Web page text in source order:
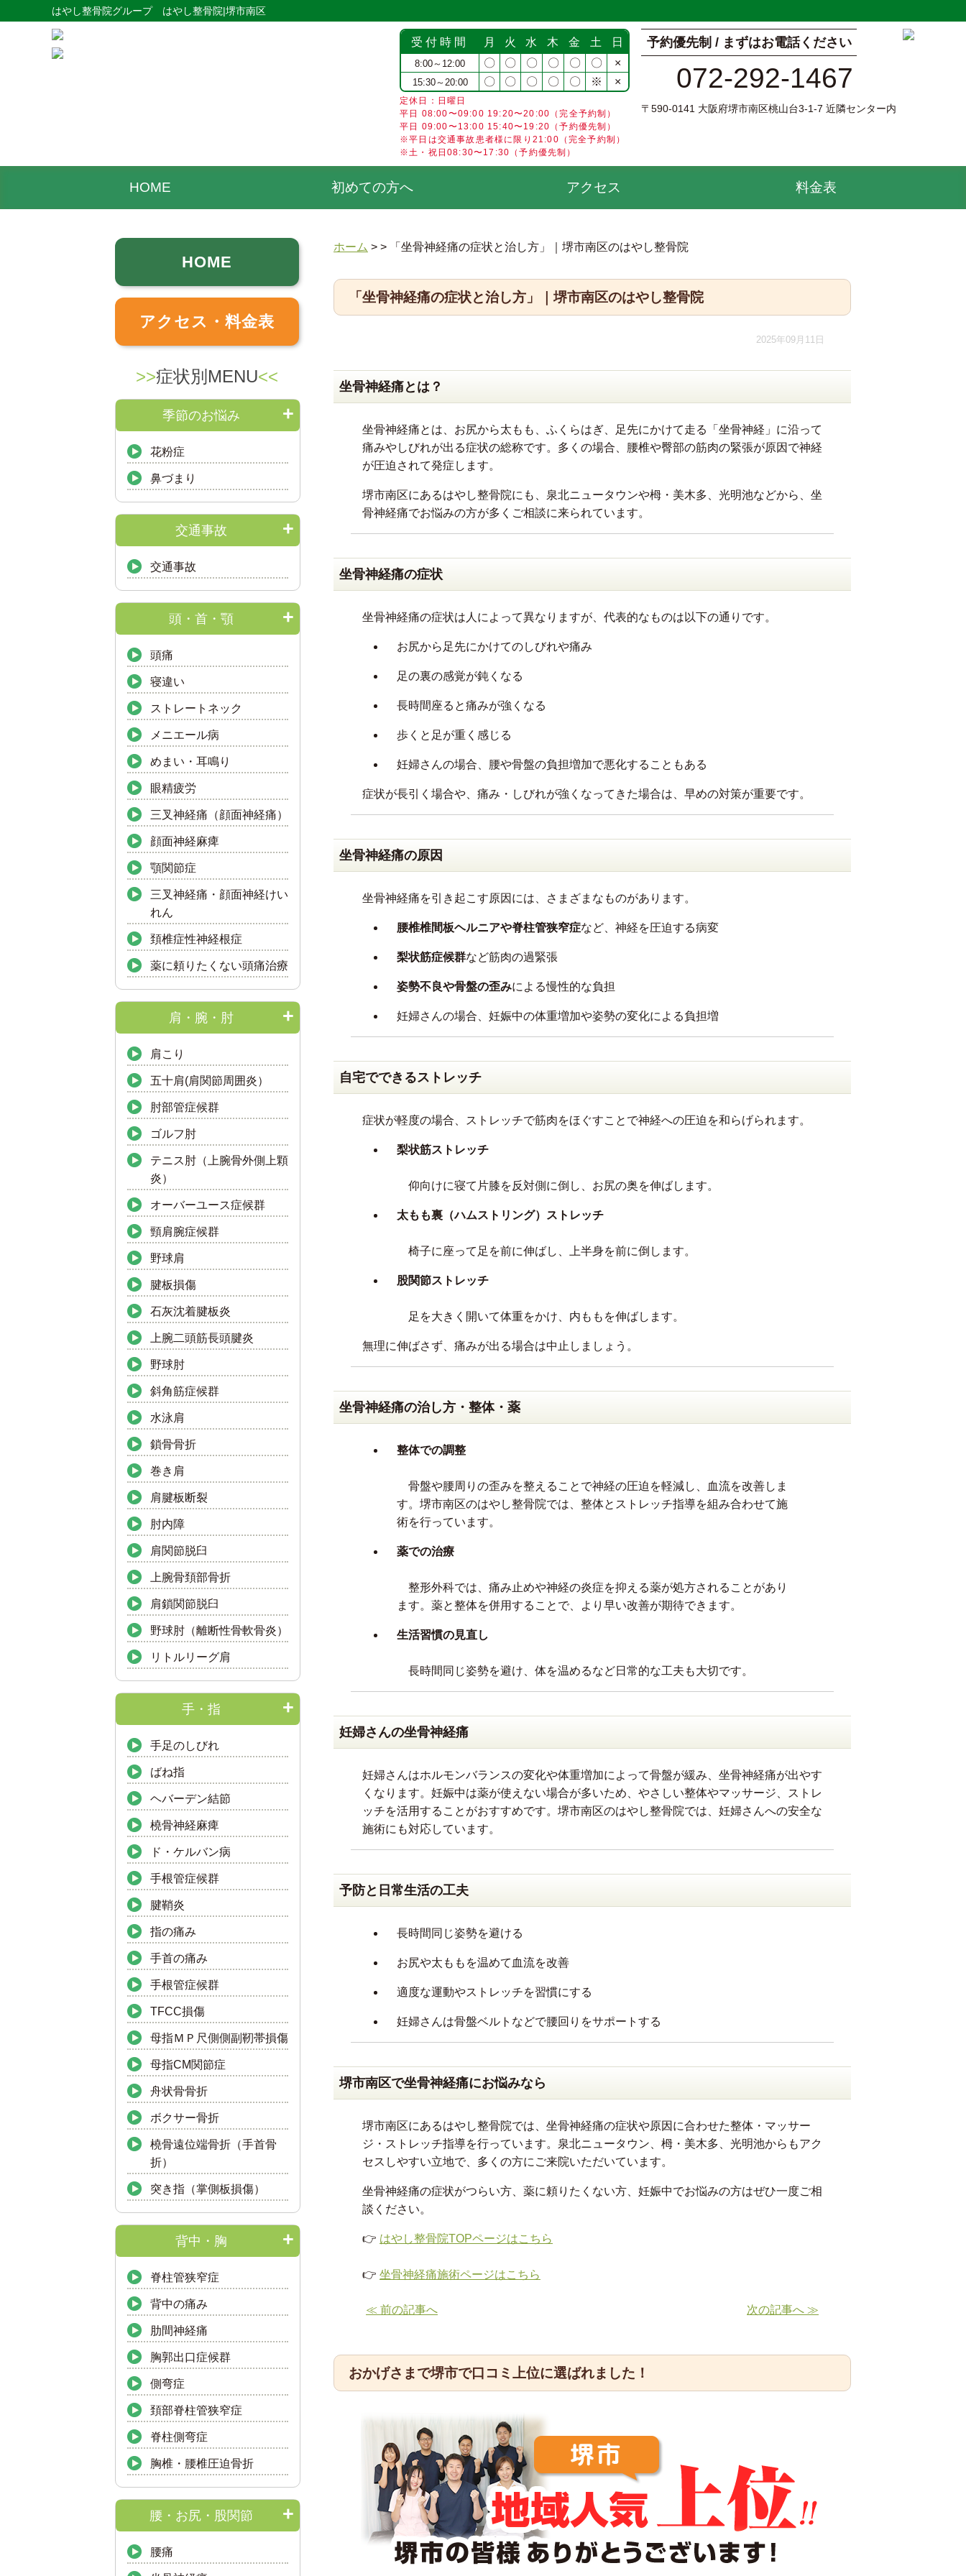
はやし整骨院グループ はやし整骨院|堺市南区
受付時間 月 火 水 木 金 土 日
8:00～12:00 〇 〇 〇 〇 〇 〇 ×
15:30～20:00 〇 〇 〇 〇 〇 ※ ×
定休日：日曜日
平日 08:00〜09:00 19:20〜20:00（完全予約制）
平日 09:00〜13:00 15:40〜19:20（予約優先制）
※平日は交通事故患者様に限り21:00（完全予約制）
※土・祝日08:30〜17:30（予約優先制）
予約優先制 / まずはお電話ください
072-292-1467
〒590-0141 大阪府堺市南区桃山台3-1-7 近隣センター内
HOME 初めての方へ アクセス 料金表
ホーム > > 「坐骨神経痛の症状と治し方」｜堺市南区のはやし整骨院
「坐骨神経痛の症状と治し方」｜堺市南区のはやし整骨院
2025年09月11日
坐骨神経痛とは？
坐骨神経痛とは、お尻から太もも、ふくらはぎ、足先にかけて走る「坐骨神経」に沿って
痛みやしびれが出る症状の総称です。多くの場合、腰椎や臀部の筋肉の緊張が原因で神経
が圧迫されて発症します。
堺市南区にあるはやし整骨院にも、泉北ニュータウンや栂・美木多、光明池などから、坐
骨神経痛でお悩みの方が多くご相談に来られています。
坐骨神経痛の症状
坐骨神経痛の症状は人によって異なりますが、代表的なものは以下の通りです。
お尻から足先にかけてのしびれや痛み
足の裏の感覚が鈍くなる
長時間座ると痛みが強くなる
歩くと足が重く感じる
妊婦さんの場合、腰や骨盤の負担増加で悪化することもある
症状が長引く場合や、痛み・しびれが強くなってきた場合は、早めの対策が重要です。
坐骨神経痛の原因
坐骨神経痛を引き起こす原因には、さまざまなものがあります。
腰椎椎間板ヘルニアや脊柱管狭窄症など、神経を圧迫する病変
梨状筋症候群など筋肉の過緊張
姿勢不良や骨盤の歪みによる慢性的な負担
妊婦さんの場合、妊娠中の体重増加や姿勢の変化による負担増
自宅でできるストレッチ
症状が軽度の場合、ストレッチで筋肉をほぐすことで神経への圧迫を和らげられます。
梨状筋ストレッチ
仰向けに寝て片膝を反対側に倒し、お尻の奥を伸ばします。
太もも裏（ハムストリング）ストレッチ
椅子に座って足を前に伸ばし、上半身を前に倒します。
股関節ストレッチ
足を大きく開いて体重をかけ、内ももを伸ばします。
無理に伸ばさず、痛みが出る場合は中止しましょう。
坐骨神経痛の治し方・整体・薬
整体での調整
骨盤や腰周りの歪みを整えることで神経の圧迫を軽減し、血流を改善しま
す。堺市南区のはやし整骨院では、整体とストレッチ指導を組み合わせて施
術を行っています。
薬での治療
整形外科では、痛み止めや神経の炎症を抑える薬が処方されることがあり
ます。薬と整体を併用することで、より早い改善が期待できます。
生活習慣の見直し
長時間同じ姿勢を避け、体を温めるなど日常的な工夫も大切です。
妊婦さんの坐骨神経痛
妊婦さんはホルモンバランスの変化や体重増加によって骨盤が緩み、坐骨神経痛が出やす
くなります。妊娠中は薬が使えない場合が多いため、やさしい整体やマッサージ、ストレ
ッチを活用することがおすすめです。堺市南区のはやし整骨院では、妊婦さんへの安全な
施術にも対応しています。
予防と日常生活の工夫
長時間同じ姿勢を避ける
お尻や太ももを温めて血流を改善
適度な運動やストレッチを習慣にする
妊婦さんは骨盤ベルトなどで腰回りをサポートする
堺市南区で坐骨神経痛にお悩みなら
堺市南区にあるはやし整骨院では、坐骨神経痛の症状や原因に合わせた整体・マッサー
ジ・ストレッチ指導を行っています。泉北ニュータウン、栂・美木多、光明池からもアク
セスしやすい立地で、多くの方にご来院いただいています。
坐骨神経痛の症状がつらい方、薬に頼りたくない方、妊娠中でお悩みの方はぜひ一度ご相
談ください。
👉 はやし整骨院TOPページはこちら
👉 坐骨神経痛施術ページはこちら
≪ 前の記事へ 次の記事へ ≫
おかげさまで堺市で口コミ上位に選ばれました！
HOME
アクセス・料金表
症状別MENU
季節のお悩み
花粉症
鼻づまり
交通事故
交通事故
頭・首・顎
頭痛
寝違い
ストレートネック
メニエール病
めまい・耳鳴り
眼精疲労
三叉神経痛（顔面神経痛）
顔面神経麻痺
顎関節症
三叉神経痛・顔面神経けい
れん
頚椎症性神経根症
薬に頼りたくない頭痛治療
肩・腕・肘
肩こり
五十肩(肩関節周囲炎）
肘部管症候群
ゴルフ肘
テニス肘（上腕骨外側上顆
炎）
オーバーユース症候群
頸肩腕症候群
野球肩
腱板損傷
石灰沈着腱板炎
上腕二頭筋長頭腱炎
野球肘
斜角筋症候群
水泳肩
鎖骨骨折
巻き肩
肩腱板断裂
肘内障
肩関節脱臼
上腕骨頚部骨折
肩鎖関節脱臼
野球肘（離断性骨軟骨炎）
リトルリーグ肩
手・指
手足のしびれ
ばね指
ヘバーデン結節
橈骨神経麻痺
ド・ケルバン病
手根管症候群
腱鞘炎
指の痛み
手首の痛み
手根管症候群
TFCC損傷
母指ＭＰ尺側側副靭帯損傷
母指CM関節症
舟状骨骨折
ボクサー骨折
橈骨遠位端骨折（手首骨
折）
突き指（掌側板損傷）
背中・胸
脊柱管狭窄症
背中の痛み
肋間神経痛
胸郭出口症候群
側弯症
頚部脊柱管狭窄症
脊柱側弯症
胸椎・腰椎圧迫骨折
腰・お尻・股関節
腰痛